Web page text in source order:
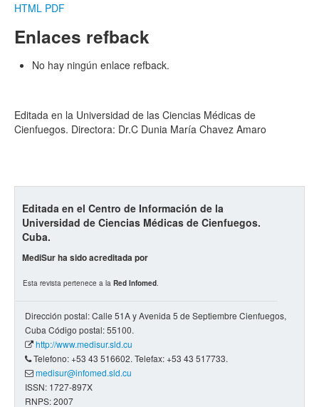
HTML PDF
Enlaces refback
No hay ningún enlace refback.
Editada en la Universidad de las Ciencias Médicas de
Cienfuegos. Directora: Dr.C Dunia María Chavez Amaro
Editada en el Centro de Información de la
Universidad de Ciencias Médicas de Cienfuegos.
Cuba.
MediSur ha sido acreditada por
Esta revista pertenece a la Red Infomed.
Dirección postal: Calle 51A y Avenida 5 de Septiembre Cienfuegos,
Cuba Código postal: 55100.
http://www.medisur.sld.cu
Telefono: +53 43 516602. Telefax: +53 43 517733.
medisur@infomed.sld.cu
ISSN: 1727-897X
RNPS: 2007